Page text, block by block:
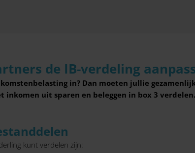
de IB-verdeling
in? Dan moeten jullie
uit sparen en beleggen in box 3
kunt verdelen zijn: